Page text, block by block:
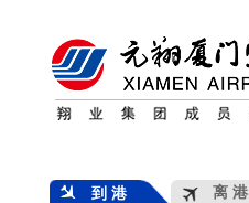
到 港 离 港